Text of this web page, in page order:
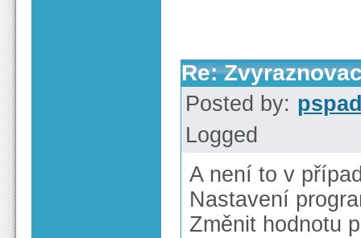
Re:
Posted by:
Logged
A není to v
Nastavení
Změnit hodnotu